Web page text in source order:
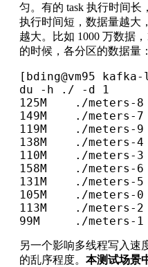
匀。有的 task 执行时间长
执行时间短，数据量越大
越大。比如 1000 万数据
的时候，各分区的数据量：
[bding@vm95
du -h ./ -d 1
125M    ./meters-8
149M    ./meters-7
119M    ./meters-9
138M    ./meters-4
110M    ./meters-3
158M    ./meters-6
131M    ./meters-5
105M    ./meters-0
113M    ./meters-2
99M     ./meters-1
另一个影响多线程写入速
的乱序程度。 本测试场景